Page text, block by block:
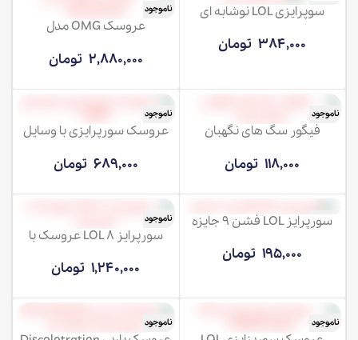
ناموجود
سوپرایزی LOL نوشابه ای
384,000 تومان
ناموجود
عروسک OMG مدل
2,880,000 تومان
ناموجود
فیگور سگ های نگهبان
118,000 تومان
ناموجود
عروسک سورپرایزی با وسایل
689,000 تومان
ناموجود
سورپرایز LOL فشن 9 جایزه
195,000 تومان
ناموجود
سورپرایز LOL 8 عروسک با
1,240,000 تومان
ناموجود ناموجود